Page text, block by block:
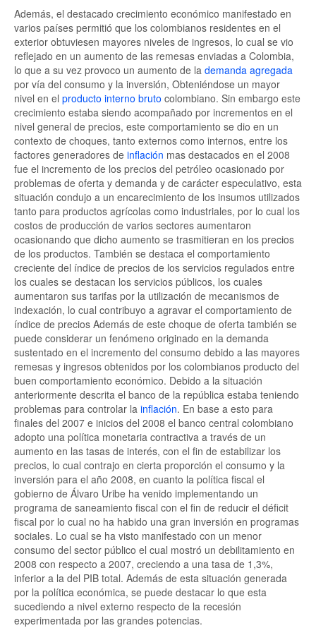
Además, el destacado crecimiento económico manifestado en
varios países permitió que los colombianos residentes en el
exterior obtuviesen mayores niveles de ingresos, lo cual se vio
reflejado en un aumento de las remesas enviadas a Colombia,
lo que a su vez provoco un aumento de la demanda agregada
por vía del consumo y la inversión, Obteniéndose un mayor
nivel en el producto interno bruto colombiano. Sin embargo este
crecimiento estaba siendo acompañado por incrementos en el
nivel general de precios, este comportamiento se dio en un
contexto de choques, tanto externos como internos, entre los
factores generadores de inflación mas destacados en el 2008
fue el incremento de los precios del petróleo ocasionado por
problemas de oferta y demanda y de carácter especulativo, esta
situación condujo a un encarecimiento de los insumos utilizados
tanto para productos agrícolas como industriales, por lo cual los
costos de producción de varios sectores aumentaron
ocasionando que dicho aumento se trasmitieran en los precios
de los productos. También se destaca el comportamiento
creciente del índice de precios de los servicios regulados entre
los cuales se destacan los servicios públicos, los cuales
aumentaron sus tarifas por la utilización de mecanismos de
indexación, lo cual contribuyo a agravar el comportamiento de
índice de precios Además de este choque de oferta también se
puede considerar un fenómeno originado en la demanda
sustentado en el incremento del consumo debido a las mayores
remesas y ingresos obtenidos por los colombianos producto del
buen comportamiento económico. Debido a la situación
anteriormente descrita el banco de la república estaba teniendo
problemas para controlar la inflación. En base a esto para
finales del 2007 e inicios del 2008 el banco central colombiano
adopto una política monetaria contractiva a través de un
aumento en las tasas de interés, con el fin de estabilizar los
precios, lo cual contrajo en cierta proporción el consumo y la
inversión para el año 2008, en cuanto la política fiscal el
gobierno de Álvaro Uribe ha venido implementando un
programa de saneamiento fiscal con el fin de reducir el déficit
fiscal por lo cual no ha habido una gran inversión en programas
sociales. Lo cual se ha visto manifestado con un menor
consumo del sector público el cual mostró un debilitamiento en
2008 con respecto a 2007, creciendo a una tasa de 1,3%,
inferior a la del PIB total. Además de esta situación generada
por la política económica, se puede destacar lo que esta
sucediendo a nivel externo respecto de la recesión
experimentada por las grandes potencias.